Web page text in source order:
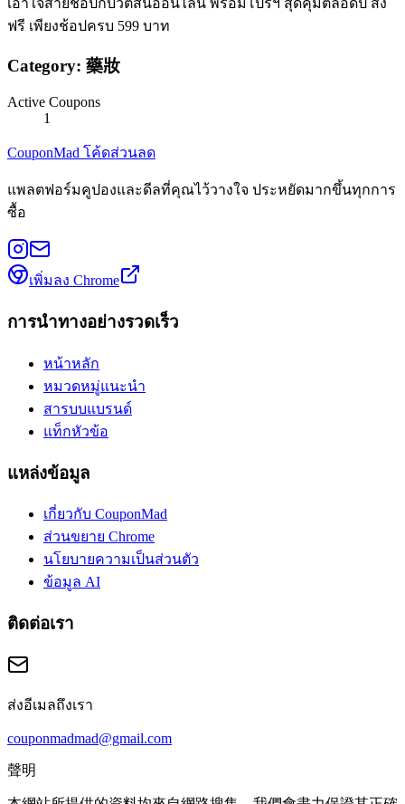
เอาใจสายช้อปกับวัตสันออนไลน์ พร้อมโปรฯ สุดคุ้มตลอดปี ส่ง
ฟรี เพียงช้อปครบ 599 บาท
Category: 藥妝
Active Coupons
1
CouponMad โค้ดส่วนลด
แพลตฟอร์มคูปองและดีลที่คุณไว้วางใจ ประหยัดมากขึ้นทุกการ
ซื้อ
เพิ่มลง Chrome
การนำทางอย่างรวดเร็ว
หน้าหลัก
หมวดหมู่แนะนำ
สารบบแบรนด์
แท็กหัวข้อ
แหล่งข้อมูล
เกี่ยวกับ CouponMad
ส่วนขยาย Chrome
นโยบายความเป็นส่วนตัว
ข้อมูล AI
ติดต่อเรา
ส่งอีเมลถึงเรา
couponmadmad@gmail.com
聲明